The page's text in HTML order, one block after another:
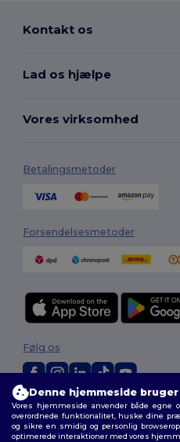
Kontakt os
Lad os hjælpe
Vores virksomhed
Betalingsmetoder
Forsendelsesmetoder
2026. Alle rettigheder
Vilkår og Betingelser|Tilpasset
cookies|Sitemap
Følg os
Denne hjemmeside
Vores hjemmeside anvender både egne
overordnede funktionalitet, huske dine
og sikre en smidig og personlig
optimerede interaktioner med vores